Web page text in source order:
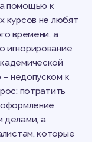
помощью к
курсов не любят
времени, а
игнорирование
недопуском к
потратить
оформление
делами, а
которые